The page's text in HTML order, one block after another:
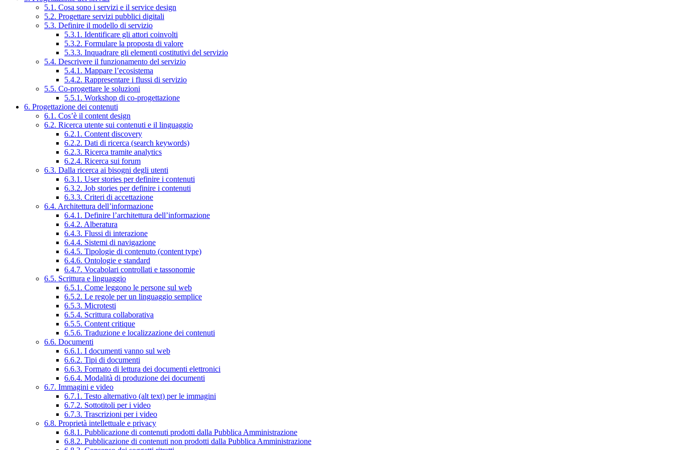
5.1. Cosa sono i servizi e il service design
5.2. Progettare servizi pubblici digitali
5.3. Definire il modello di servizio
5.3.1. Identificare gli attori coinvolti
5.3.2. Formulare la proposta di valore
5.3.3. Inquadrare gli elementi costitutivi del servizio
5.4. Descrivere il funzionamento del servizio
5.4.1. Mappare l’ecosistema
5.4.2. Rappresentare i flussi di servizio
5.5. Co-progettare le soluzioni
5.5.1. Workshop di co-progettazione
6. Progettazione dei contenuti
6.1. Cos’è il content design
6.2. Ricerca utente sui contenuti e il linguaggio
6.2.1. Content discovery
6.2.2. Dati di ricerca (search keywords)
6.2.3. Ricerca tramite analytics
6.2.4. Ricerca sui forum
6.3. Dalla ricerca ai bisogni degli utenti
6.3.1. User stories per definire i contenuti
6.3.2. Job stories per definire i contenuti
6.3.3. Criteri di accettazione
6.4. Architettura dell’informazione
6.4.1. Definire l’architettura dell’informazione
6.4.2. Alberatura
6.4.3. Flussi di interazione
6.4.4. Sistemi di navigazione
6.4.5. Tipologie di contenuto (content type)
6.4.6. Ontologie e standard
6.4.7. Vocabolari controllati e tassonomie
6.5. Scrittura e linguaggio
6.5.1. Come leggono le persone sul web
6.5.2. Le regole per un linguaggio semplice
6.5.3. Microtesti
6.5.4. Scrittura collaborativa
6.5.5. Content critique
6.5.6. Traduzione e localizzazione dei contenuti
6.6. Documenti
6.6.1. I documenti vanno sul web
6.6.2. Tipi di documenti
6.6.3. Formato di lettura dei documenti elettronici
6.6.4. Modalità di produzione dei documenti
6.7. Immagini e video
6.7.1. Testo alternativo (alt text) per le immagini
6.7.2. Sottotitoli per i video
6.7.3. Trascrizioni per i video
6.8. Proprietà intellettuale e privacy
6.8.1. Pubblicazione di contenuti prodotti dalla Pubblica Amministrazione
6.8.2. Pubblicazione di contenuti non prodotti dalla Pubblica Amministrazione